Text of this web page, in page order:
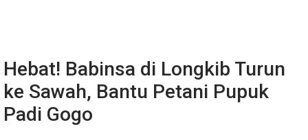
Hebat! Babinsa di Longkib Turun
ke Sawah, Bantu Petani Pupuk
Padi Gogo